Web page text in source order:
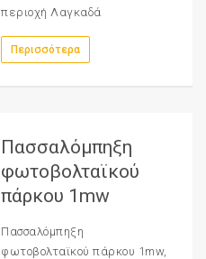
περιοχή Λαγκαδά
Περισσότερα
Πασσαλόμπηξη
φωτοβολταϊκού
πάρκου 1mw
Πασσαλόμπηξη
φωτοβολταϊκού πάρκου 1mw,